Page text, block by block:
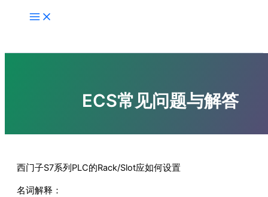
容
ECS常见问题与解答
西门子S7系列PLC的Rack/Slot应如何设置
名词解释：